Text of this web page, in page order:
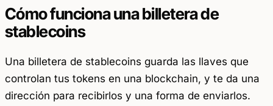
Cómo funciona una billetera de
stablecoins
Una billetera de stablecoins guarda las llaves que
controlan tus tokens en una blockchain, y te da una
dirección para recibirlos y una forma de enviarlos.